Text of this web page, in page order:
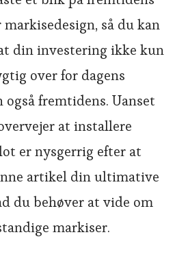
så du kan
din investering ikke kun
over for dagens
fremtidens. Uanset
at installere
er nysgerrig efter at
artikel din ultimative
du behøver at vide om
markiser.